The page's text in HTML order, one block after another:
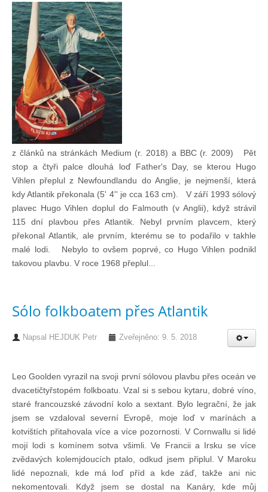
Modrá stuha
Pohárové závody
Kvízy
O lodích a plavbách
Technika lodí
Přednášky
O plavbách českých jachtařů
Fotogalerie
Knihovna
Knihovna
z článků na stránkách Medium (r. 2018) a BBC (r. 2009) Pět
stop a čtyři palce dlouhá loď Father's Day, se kterou Hugo
Vihlen přeplul z Newfoundlandu do Anglie, je nejmenší, která
kdy Atlantik překonala (5' 4'' je cca 163 cm). V září 1993 sólový
plavec Hugo Vihlen doplul do Falmouth (v Anglii), když strávil
115 dní plavbou přes Atlantik. Nebyl prvním plavcem, který
překonal Atlantik, ale prvním, kterému se to podařilo v takhle
malé lodi. Nebylo to ovšem poprvé, co Hugo Vihlen podnikl
takovou plavbu. V roce 1968 přeplul...
Sólo folkboatem přes Atlantik
Napsal HEJDUK Petr Zveřejněno: 9. 5. 2018
Leo Goolden vyrazil na svoji první sólovou plavbu přes oceán ve
dvacetičtyřstopém folkboatu. Vzal si s sebou kytaru, dobré víno,
staré francouzské závodní kolo a sextant. Bylo legrační, že jak
jsem se vzdaloval severní Evropě, moje loď v marínách a
kotvištích přitahovala více a více pozornosti. V Cornwallu si lidé
mojí lodi s komínem sotva všimli. Ve Francii a Irsku se více
zvědavých kolemjdoucích ptalo, odkud jsem připlul. V Maroku
lidé nepoznali, kde má loď příd a kde záď, takže ani nic
nekomentovali. Když jsem se dostal na Kanáry, kde můj